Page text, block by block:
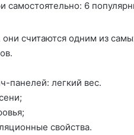
они считаются одним из
панелей: легкий вес.
свойства.